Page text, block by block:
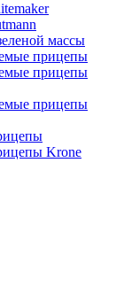
массы
прицепы
прицепы
прицепы
Krone